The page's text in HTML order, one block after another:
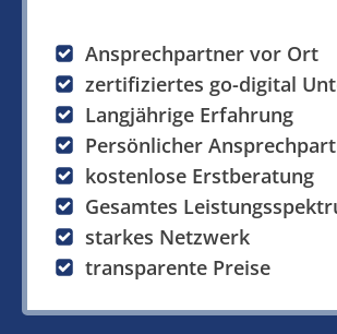
Ansprechpartner vor Ort
zertifiziertes go-digital
Langjährige Erfahrung
Persönlicher
kostenlose Erstberatung
Gesamtes
starkes Netzwerk
transparente Preise